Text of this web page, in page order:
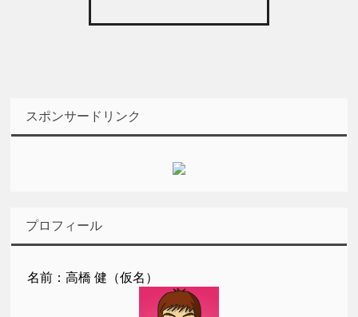
スポンサードリンク
プロフィール
名前：高橋 健（仮名）